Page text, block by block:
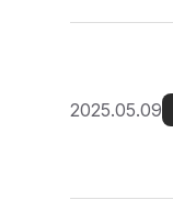
2025.05.09